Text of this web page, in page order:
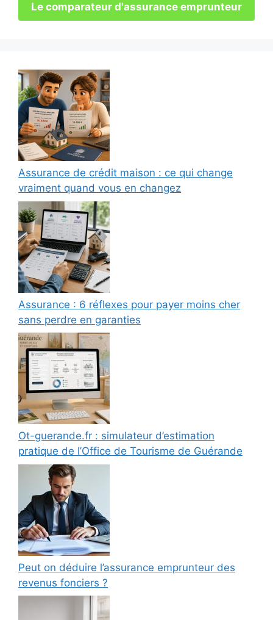
Le comparateur d'assurance emprunteur
Assurance de crédit maison : ce qui change
vraiment quand vous en changez
Assurance : 6 réflexes pour payer moins cher
sans perdre en garanties
Ot-guerande.fr : simulateur d’estimation
pratique de l’Office de Tourisme de Guérande
Peut on déduire l’assurance emprunteur des
revenus fonciers ?